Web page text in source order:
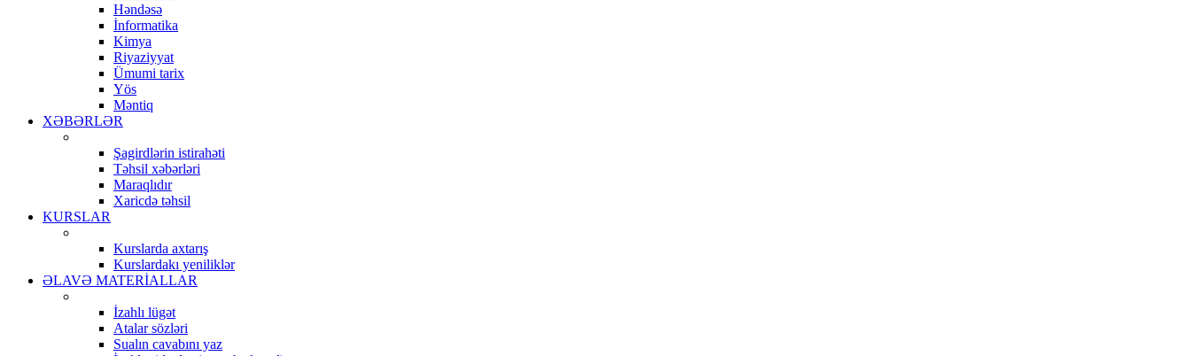
Həndəsə
İnformatika
Kimya
Riyaziyyat
Ümumi tarix
Yös
Məntiq
XƏBƏRLƏR
Şagirdlərin istirahəti
Təhsil xəbərləri
Maraqlıdır
Xaricdə təhsil
KURSLAR
Kurslarda axtarış
Kurslardakı yeniliklər
ƏLAVƏ MATERİALLAR
İzahlı lügət
Atalar sözləri
Sualın cavabını yaz